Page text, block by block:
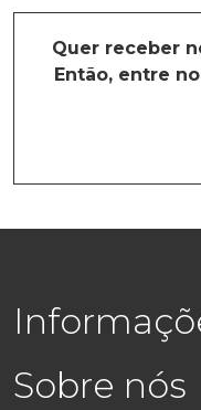
Quer receber
Então, entre
Sobre nós